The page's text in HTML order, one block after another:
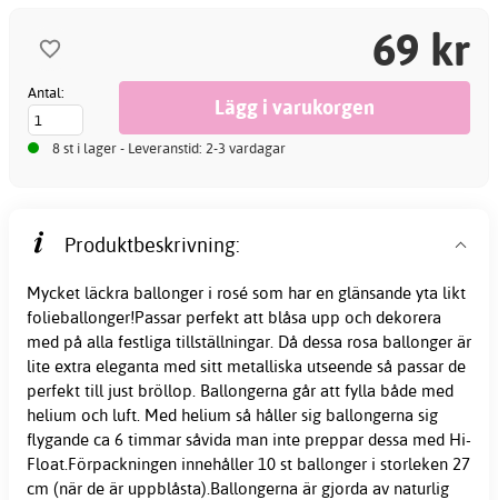
69 kr
Antal:
8 st i lager - Leveranstid: 2-3 vardagar
Produktbeskrivning:
Mycket läckra ballonger i rosé som har en glänsande yta likt
folieballonger!Passar perfekt att blåsa upp och dekorera
med på alla festliga tillställningar. Då dessa rosa ballonger är
lite extra eleganta med sitt metalliska utseende så passar de
perfekt till just bröllop. Ballongerna går att fylla både med
helium och luft. Med helium så håller sig ballongerna sig
flygande ca 6 timmar såvida man inte preppar dessa med Hi-
Float.Förpackningen innehåller 10 st ballonger i storleken 27
cm (när de är uppblåsta).Ballongerna är gjorda av naturlig